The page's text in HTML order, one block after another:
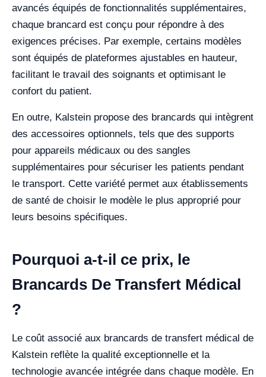
avancés équipés de fonctionnalités supplémentaires,
chaque brancard est conçu pour répondre à des
exigences précises. Par exemple, certains modèles
sont équipés de plateformes ajustables en hauteur,
facilitant le travail des soignants et optimisant le
confort du patient.
En outre, Kalstein propose des brancards qui intègrent
des accessoires optionnels, tels que des supports
pour appareils médicaux ou des sangles
supplémentaires pour sécuriser les patients pendant
le transport. Cette variété permet aux établissements
de santé de choisir le modèle le plus approprié pour
leurs besoins spécifiques.
Pourquoi a-t-il ce prix, le
Brancards De Transfert Médical
?
Le coût associé aux brancards de transfert médical de
Kalstein reflète la qualité exceptionnelle et la
technologie avancée intégrée dans chaque modèle. En